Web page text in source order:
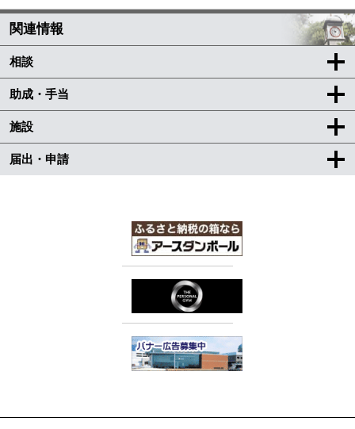
関連情報
相談
助成・手当
施設
届出・申請